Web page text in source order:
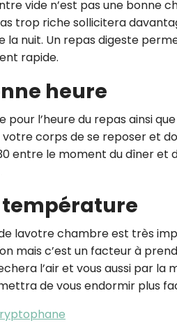
vide n’est pas une bonne
trop riche sollicitera
la nuit. Un repas digeste
rapide.
heure
pour l’heure du repas ainsi
corps de se reposer et
entre le moment du dîner et
température
lavotre chambre est très
mais c’est un facteur à
l’air et vous aussi par la
de vous endormir plus